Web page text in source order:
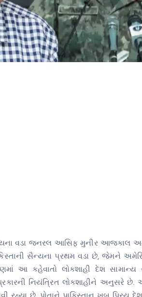
વડા જનરલ આસિફ મુનીર આજકાલ
સૈન્યના પ્રથમ વડા છે, જેમને
આ કહેવાતો લોકશાહી દેશ
નિયંત્રિત લોકશાહીને અનુસરે છે.